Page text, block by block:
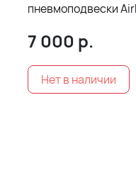
пневмоподвески
7 000 р.